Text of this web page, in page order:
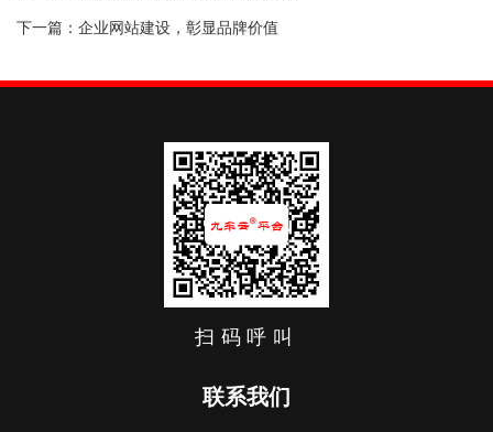
下一篇： 企业网站建设，彰显品牌价值
找不到任何内容
扫码呼叫
联系我们